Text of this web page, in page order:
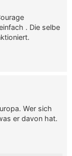
. Die selbe
Wer sich
er davon hat.